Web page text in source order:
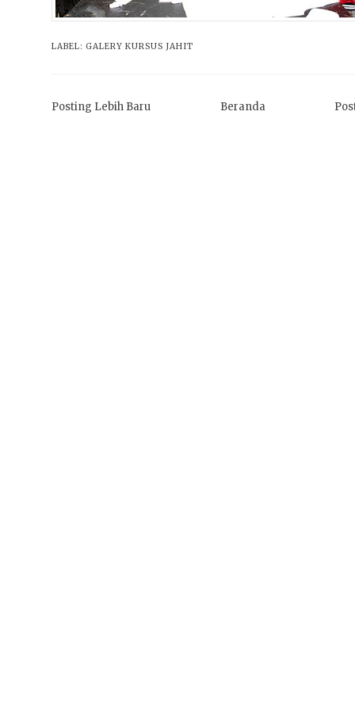
LABEL: GALERY KURSUS JAHIT
Posting Lebih Baru Beranda